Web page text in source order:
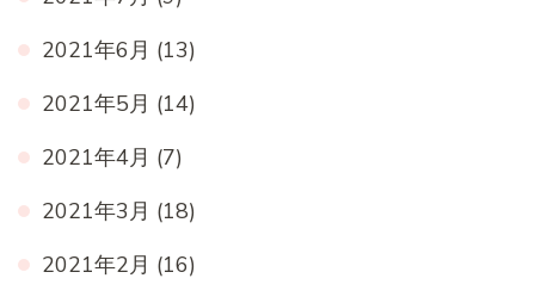
2021年6月 (13)
2021年5月 (14)
2021年4月 (7)
2021年3月 (18)
2021年2月 (16)